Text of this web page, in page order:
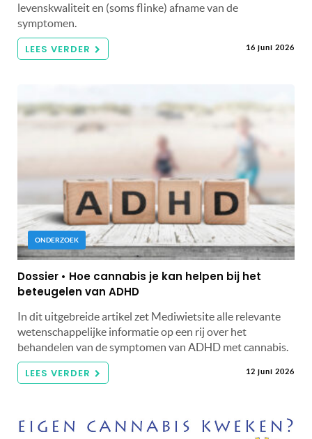
levenskwaliteit en (soms flinke) afname van de
symptomen.
LEES VERDER 16 juni 2026
ONDERZOEK
Dossier • Hoe cannabis je kan helpen bij het
beteugelen van ADHD
In dit uitgebreide artikel zet Mediwietsite alle relevante
wetenschappelijke informatie op een rij over het
behandelen van de symptomen van ADHD met cannabis.
LEES VERDER 12 juni 2026